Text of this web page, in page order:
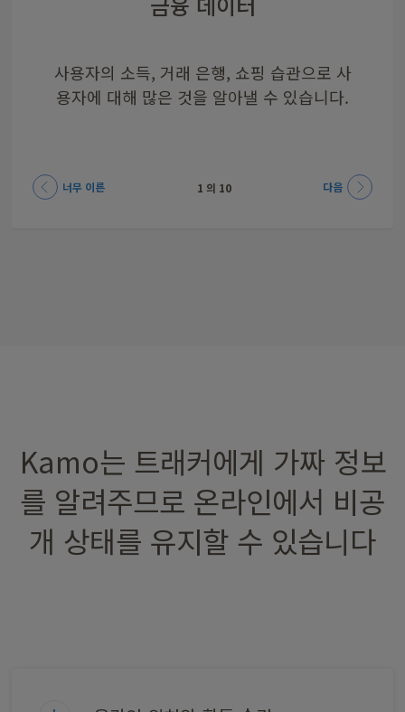
사용자의 소득, 거래 은행, 쇼핑 습관으로 사
용자에 대해 많은 것을 알아낼 수 있습니다.
신용 등급을 이용해 상품 가격, 서비스 사용
자격 등을 결정할 수 있습니다.
신앙은 개인적인 문제이며 맞춤 광고에 악용
되어서는 안 됩니다.
현재 위치, 방문한 위치뿐 아니라 일상적인
습관이 모두 수집됩니다.
브라우저 설정은 사용자를 식별할 수 있는
지표 중 하나입니다.
건강 상태는 사적인 정보이며 보험사에 판매
되어 보험료가 인상되도록 해서는 안 됩니
자국 또는 해외 정부가 사용자의 정치적 신
념을 악용할 수 있습니다.
가까운 사람이 누구이며 어떤 일을 하는지는
가장 사적인 정보입니다.
온라인 활동을 모아 사용자의 온라인 프로필
로 완성할 수 있습니다.
생각보다 디바이스는 사용자에 대해 많은 것
을 알려줍니다.
너무 이른 1 의 10 다음
Kamo는 트래커에게 가짜 정보
를 알려주므로 온라인에서 비공
개 상태를 유지할 수 있습니다